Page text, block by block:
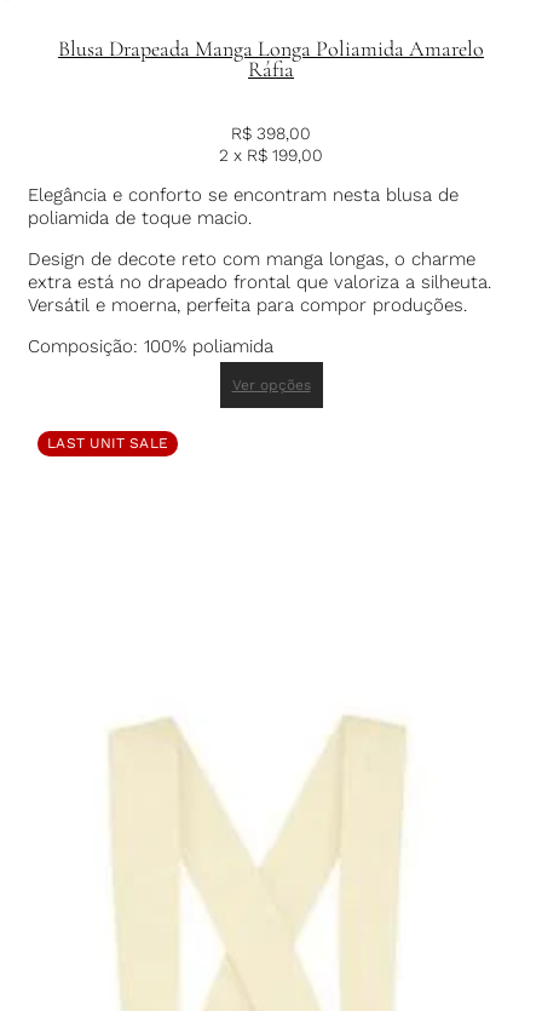
Blusa Drapeada Manga Longa Poliamida Amarelo
Ráfia
R$ 398,00
2 x R$ 199,00
Elegância e conforto se encontram nesta blusa de
poliamida de toque macio.
Design de decote reto com manga longas, o charme
extra está no drapeado frontal que valoriza a silheuta.
Versátil e moerna, perfeita para compor produções.
Composição: 100% poliamida
Ver opções
LAST UNIT SALE